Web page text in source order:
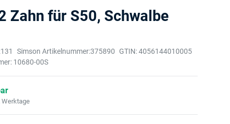
Zahn für S50, Schwalbe
Simson Artikelnummer:375890 GTIN:4056144010005
10680-00S
Werktage